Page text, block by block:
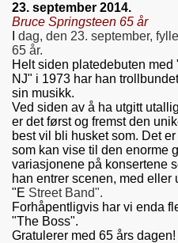
23. september 2014.
Bruce Springsteen 65 år
dag, den 23. september,
65 år.
Helt siden platedebuten
NJ" i 1973 har han
sin musikk.
Ved siden av å ha utgitt
er det først og fremst den
best vil bli husket som. Det
som kan vise til den enorme
variasjonene på konsertene
han entrer scenen, med eller
"E Street Band".
Forhåpentligvis har vi enda
"The Boss".
Gratulerer med 65 års dagen!